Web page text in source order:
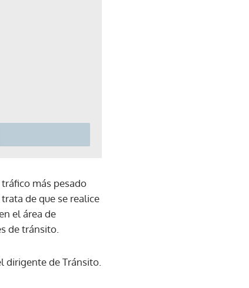
más pesado
de que se realice
el área de
de tránsito.
dirigente de Tránsito.